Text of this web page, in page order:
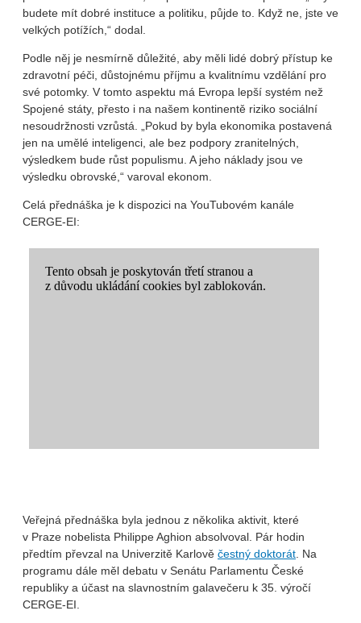
budete mít dobré instituce a politiku, půjde to. Když ne, jste ve
velkých potížích,“ dodal.
Podle něj je nesmírně důležité, aby měli lidé dobrý přístup ke
zdravotní péči, důstojnému příjmu a kvalitnímu vzdělání pro
své potomky. V tomto aspektu má Evropa lepší systém než
Spojené státy, přesto i na našem kontinentě riziko sociální
nesoudržnosti vzrůstá. „Pokud by byla ekonomika postavená
jen na umělé inteligenci, ale bez podpory zranitelných,
výsledkem bude růst populismu. A jeho náklady jsou ve
výsledku obrovské,“ varoval ekonom.
Celá přednáška je k dispozici na YouTubovém kanále
CERGE-EI:
Veřejná přednáška byla jednou z několika aktivit, které
v Praze nobelista Philippe Aghion absolvoval. Pár hodin
předtím převzal na Univerzitě Karlově čestný doktorát . Na
programu dále měl debatu v Senátu Parlamentu České
republiky a účast na slavnostním galavečeru k 35. výročí
CERGE-EI.